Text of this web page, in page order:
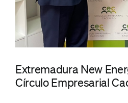
Extremadura New
Círculo Empresarial